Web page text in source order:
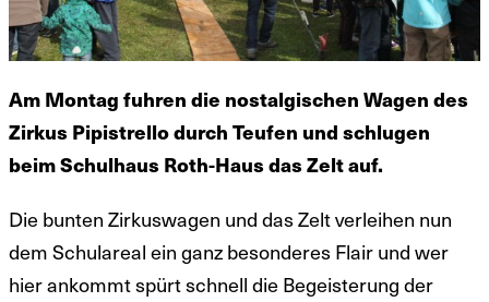
Am Montag fuhren die nostalgischen Wagen des
Zirkus Pipistrello durch Teufen und schlugen
beim Schulhaus Roth-Haus das Zelt auf.
Die bunten Zirkuswagen und das Zelt verleihen nun
dem Schulareal ein ganz besonderes Flair und wer
hier ankommt spürt schnell die Begeisterung der